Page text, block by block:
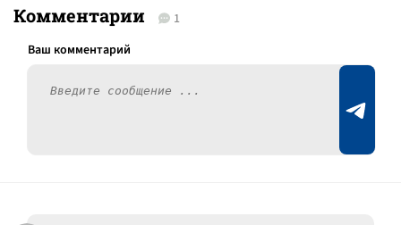
Комментарии 1